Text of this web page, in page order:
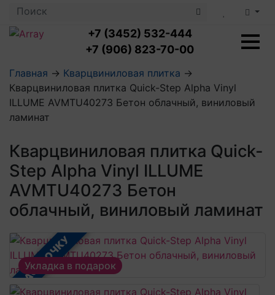
+7 (3452) 532-444
+7 (906) 823-70-00
Ламинат с укладкой
Посмотреть все категории
LOC FLOOR PLUS
LOC FLOOR ARCTIC
Посмотреть все категории
Кварцвиниловая плитка с укладкой
Клеевая кварцвиниловая плитка
Виниловый ламинат
Кварцвинил SPC OASIS
Посмотреть все категории
Плинтус
Профили для ступеней
Подложка
Пороги
Посмотреть все категории
Аксессуары для стеновых панелей
Главная → Кварцвиниловая плитка →
Кварцвиниловая плитка Quick-Step Alpha Vinyl
ILLUME AVMTU40273 Бетон облачный, виниловый
ламинат
Кварцвиниловая плитка Quick-
Step Alpha Vinyl ILLUME
AVMTU40273 Бетон
облачный, виниловый ламинат
В РАССРОЧКУ
Укладка в подарок